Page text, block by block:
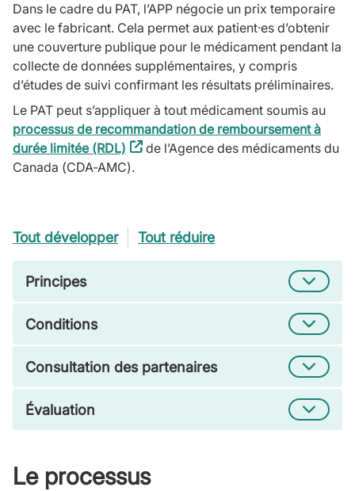
Dans le cadre du PAT, l’APP négocie un prix temporaire
avec le fabricant. Cela permet aux patient·es d’obtenir
une couverture publique pour le médicament pendant la
collecte de données supplémentaires, y compris
d’études de suivi confirmant les résultats préliminaires.
Le PAT peut s’appliquer à tout médicament soumis au
processus de recommandation de remboursement à
durée limitée (RDL) (external
link)
de l’Agence des médicaments du
Canada (CDA-AMC).
Tout développer Tout réduire
Principes
Conditions
Consultation des partenaires
Évaluation
Le processus